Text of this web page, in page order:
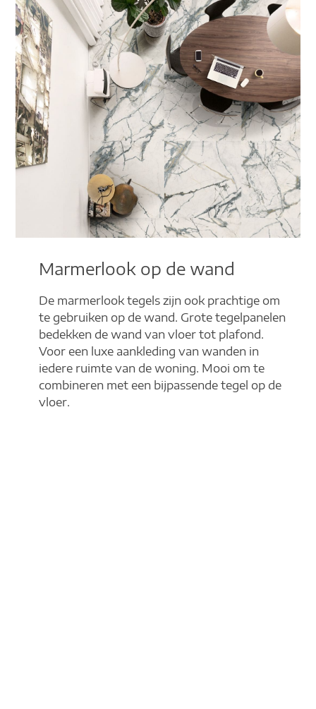
Marmerlook op de wand
De marmerlook tegels zijn ook prachtige om
te gebruiken op de wand. Grote tegelpanelen
bedekken de wand van vloer tot plafond.
Voor een luxe aankleding van wanden in
iedere ruimte van de woning. Mooi om te
combineren met een bijpassende tegel op de
vloer.